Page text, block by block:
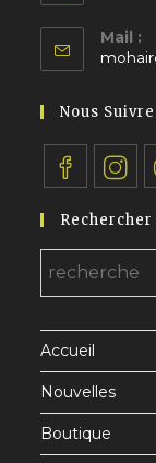
nouvel
onglet
dans
votre
Mail :
Nous Suivre
dans
un
nouvel
dans
un
nouvel
Rechercher
Accueil
Nouvelles
Boutique